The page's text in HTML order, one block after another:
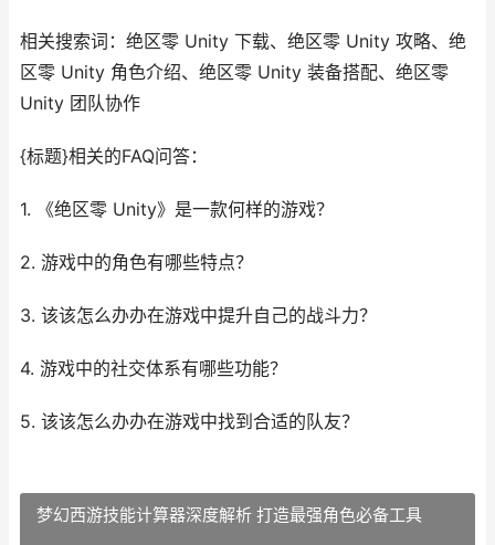
相关搜索词：绝区零 Unity 下载、绝区零 Unity 攻略、绝
区零 Unity 角色介绍、绝区零 Unity 装备搭配、绝区零
Unity 团队协作
{标题}相关的FAQ问答：
1. 《绝区零 Unity》是一款何样的游戏？
2. 游戏中的角色有哪些特点？
3. 该该怎么办办在游戏中提升自己的战斗力？
4. 游戏中的社交体系有哪些功能？
5. 该该怎么办办在游戏中找到合适的队友？
梦幻西游技能计算器深度解析 打造最强角色必备工具